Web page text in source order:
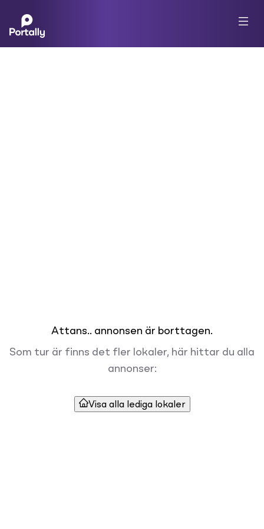
Attans.. annonsen är borttagen.
Som tur är finns det fler lokaler, här hittar du alla
annonser:
Visa alla lediga lokaler